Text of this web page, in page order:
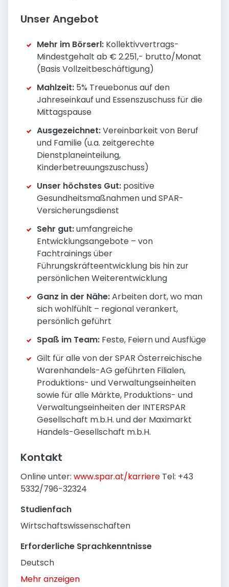
Unser Angebot
Mehr im Börserl: Kollektivvertrags-
Mindestgehalt ab € 2.251,- brutto/Monat
(Basis Vollzeitbeschäftigung)
Mahlzeit: 5% Treuebonus auf den
Jahreseinkauf und Essenszuschuss für die
Mittagspause
Ausgezeichnet:Vereinbarkeit von Beruf
und Familie (u.a. zeitgerechte
Dienstplaneinteilung,
Kinderbetreuungszuschuss)
Unser höchstes Gut: positive
Gesundheitsmaßnahmen und SPAR-
Versicherungsdienst
Sehr gut:umfangreiche
Entwicklungsangebote – von
Fachtrainings über
Führungskräfteentwicklung bis hin zur
persönlichen Weiterentwicklung
Ganz in der Nähe:Arbeiten dort, wo man
sich wohlfühlt – regional verankert,
persönlich geführt
Spaß im Team: Feste, Feiern und Ausflüge
Gilt für alle von der SPAR Österreichische
Warenhandels-AG geführten Filialen,
Produktions- und Verwaltungseinheiten
sowie für alle Märkte, Produktions- und
Verwaltungseinheiten der INTERSPAR
Gesellschaft m.b.H. und der Maximarkt
Handels-Gesellschaft m.b.H.
Kontakt
Online unter: www.spar.at/karriere Tel: +43
5332/796-32324
Studienfach
Wirtschaftswissenschaften
Erforderliche Sprachkenntnisse
Deutsch
Mehr anzeigen